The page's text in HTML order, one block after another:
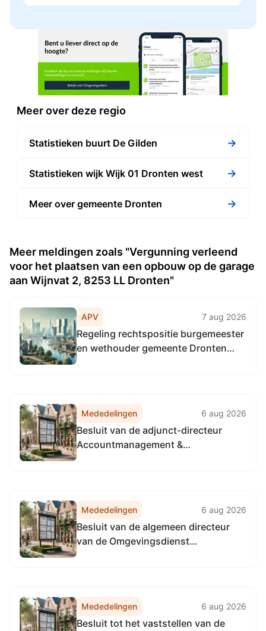
Meer over deze regio
Statistieken buurt De Gilden →
Statistieken wijk Wijk 01 Dronten west →
Meer over gemeente Dronten →
Meer meldingen zoals "Vergunning verleend
voor het plaatsen van een opbouw op de garage
aan Wijnvat 2, 8253 LL Dronten"
APV 7 aug 2026
Regeling rechtspositie burgemeester
en wethouder gemeente Dronten
Mededelingen 6 aug 2026
Besluit van de adjunct-directeur
Accountmanagement &
2026, tot het vaststellen van de
Vervangingsregeling directie
Accountmanagement &
Bedrijfsvoering Omgevingsdienst...
Mededelingen 6 aug 2026
Besluit van de algemeen directeur
van de Omgevingsdienst
directeur Omgevingsdienst
Noordzeekanaalgebied
Mededelingen 6 aug 2026
Besluit tot het vaststellen van de